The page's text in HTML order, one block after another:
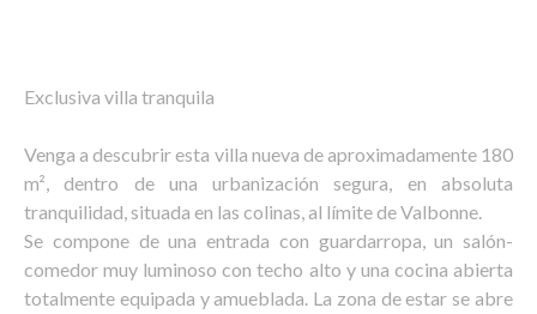
Exclusiva villa tranquila
Venga a descubrir esta villa nueva de aproximadamente 180
m², dentro de una urbanización segura, en absoluta
tranquilidad, situada en las colinas, al límite de Valbonne.
Se compone de una entrada con guardarropa, un salón-
comedor muy luminoso con techo alto y una cocina abierta
totalmente equipada y amueblada. La zona de estar se abre